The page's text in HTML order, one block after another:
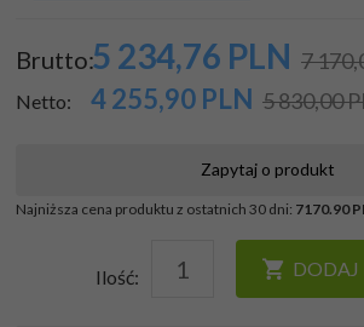
Brutto:5 234,76 PLN 7
Netto: 4 255,90 PLN 5 830,00
Zapytaj o produkt
Najniższa cena produktu z ostatnich 30 dni: 7170.90
Ilość: DODAJ